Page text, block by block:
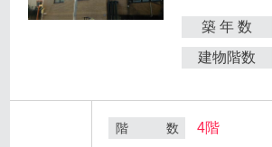
築 年 数
建物階数
階 数 4階